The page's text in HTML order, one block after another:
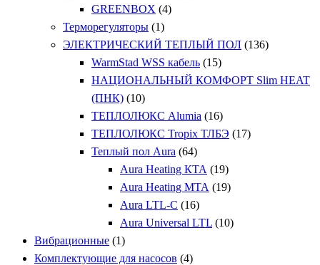
GREENBOX (4)
Терморегуляторы (1)
ЭЛЕКТРИЧЕСКИЙ ТЕПЛЫЙ ПОЛ (136)
WarmStad WSS кабель (15)
НАЦИОНАЛЬНЫЙ КОМФОРТ Slim HEAT
(ПНК) (10)
ТЕПЛОЛЮКС Alumia (16)
ТЕПЛОЛЮКС Tropix ТЛБЭ (17)
Теплый пол Aura (64)
Aura Heating КТА (19)
Aura Heating МТА (19)
Aura LTL-C (16)
Aura Universal LTL (10)
Вибрационные (1)
Комплектующие для насосов (4)